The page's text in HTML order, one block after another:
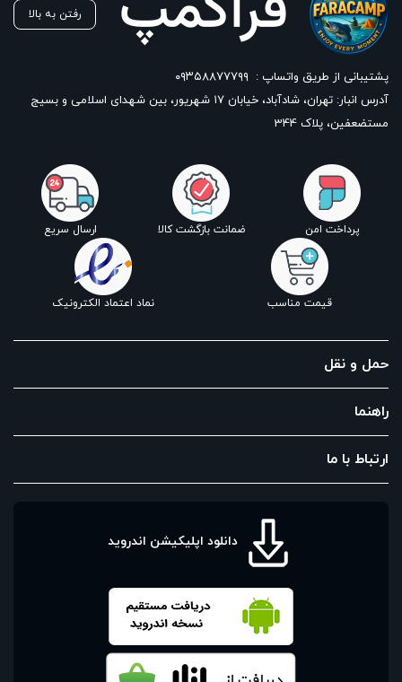
رفتن به بالا
پشتیبانی از طریق واتساپ : ۰۹۳۵۸۸۷۷۷۹۹
آدرس انبار: تهران، شادآباد، خیابان ١٧ شهریور، بین شهدای اسلامی و بسیج
مستضعفین، پلاک 344
پرداخت امن ضمانت بازگشت کالا ارسال سریع
قیمت مناسب نماد اعتماد الکترونیک
حمل و نقل
راهنما
ارتباط با ما
دانلود اپلیکیشن اندروید